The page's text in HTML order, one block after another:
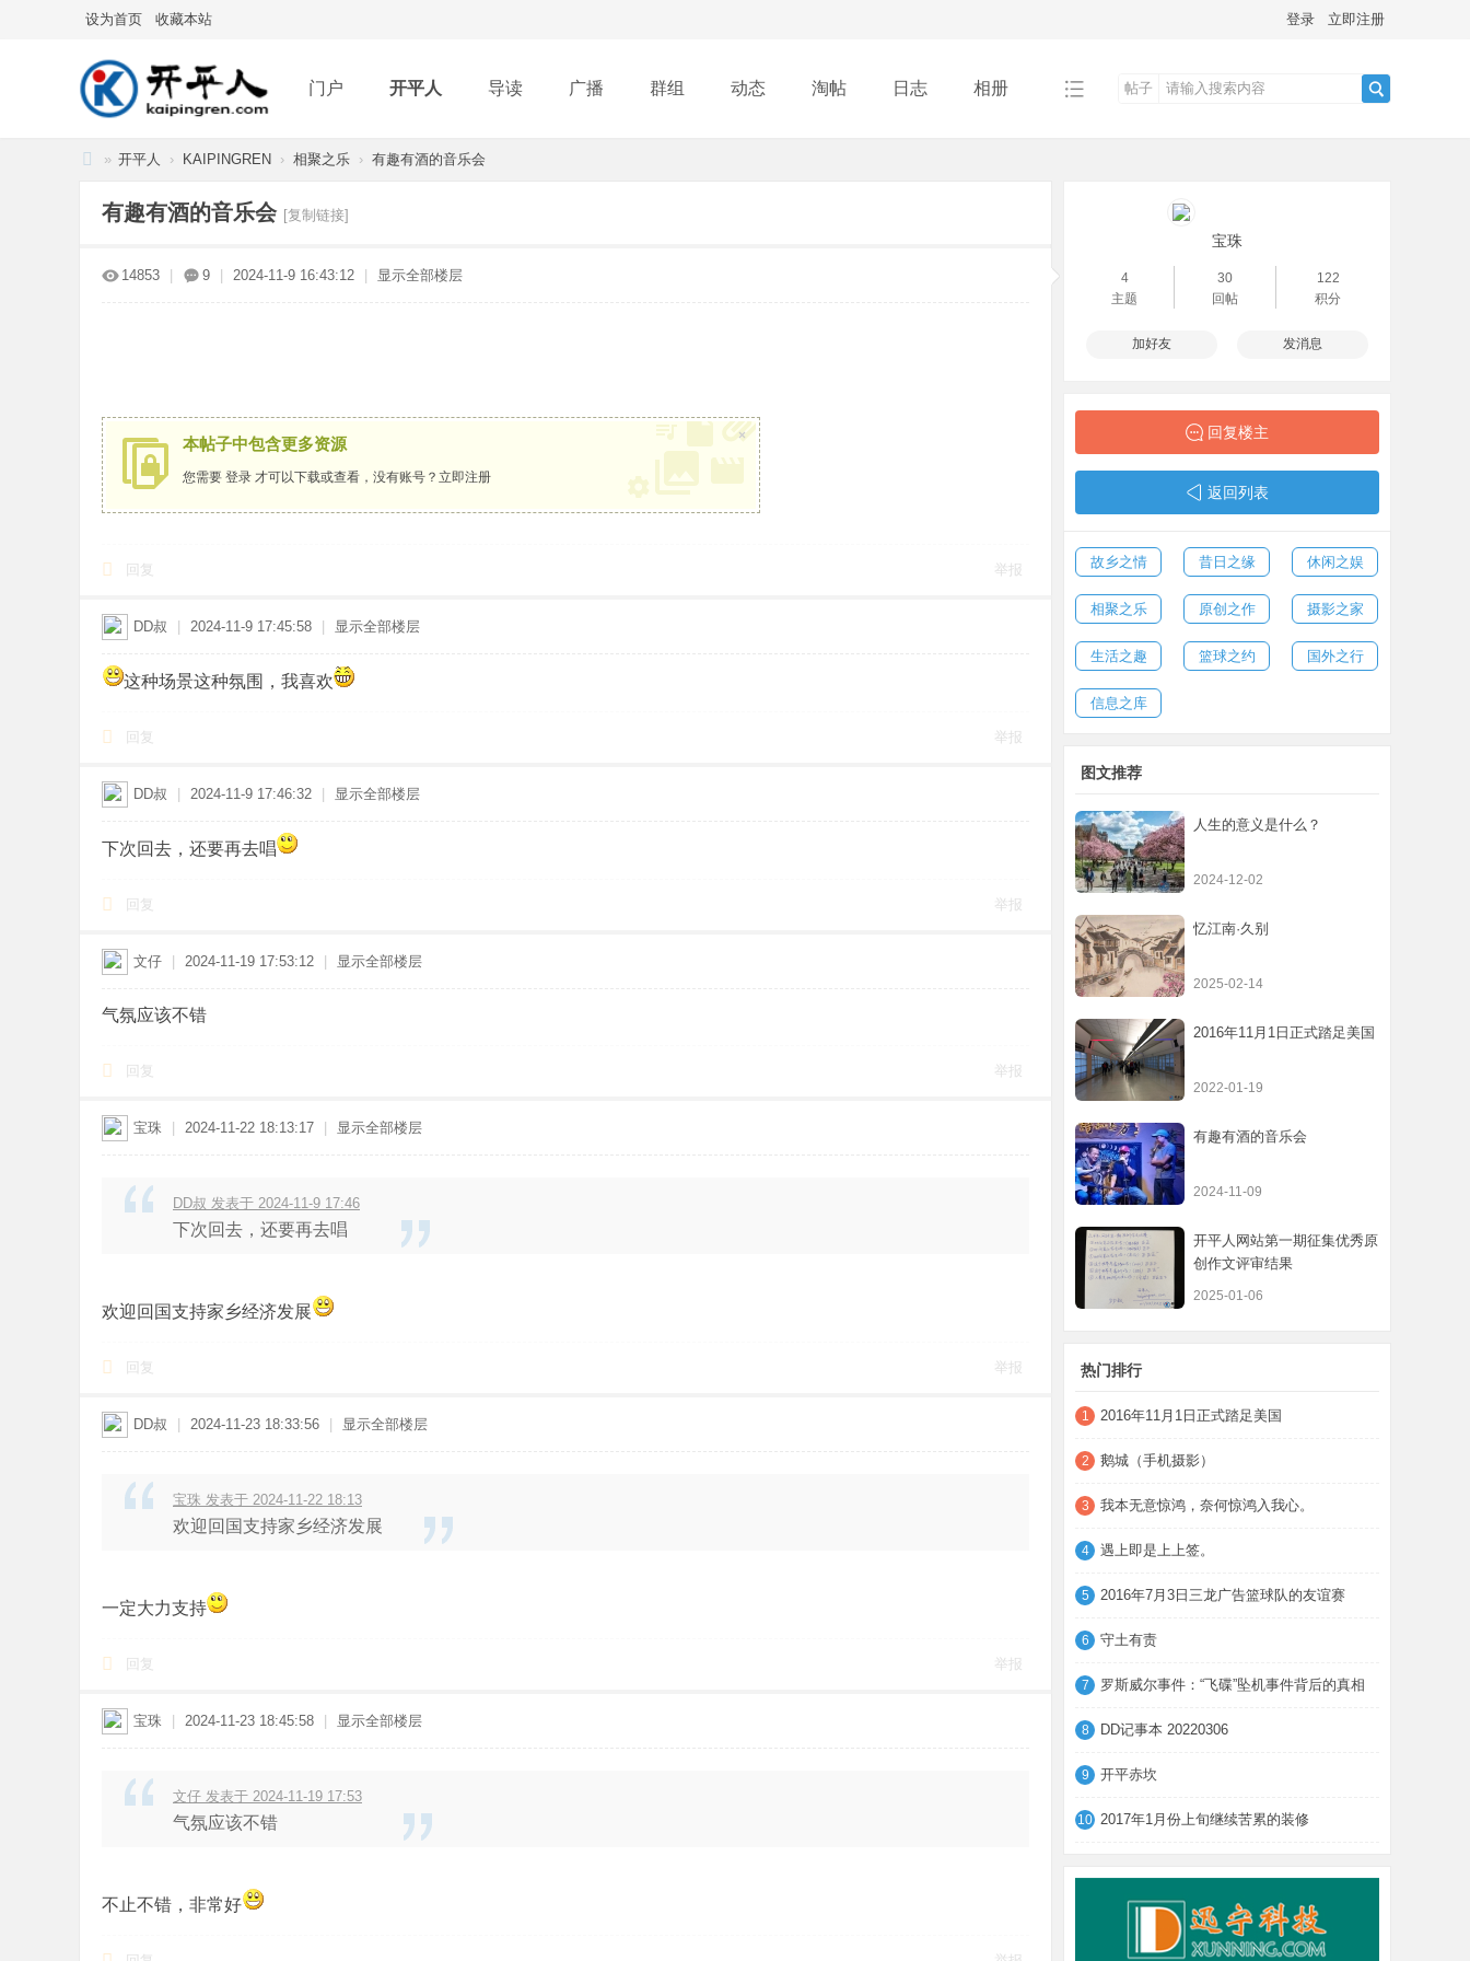
设为首页 收藏本站 登录 立即注册
门户 开平人 导读 广播 群组 动态 淘帖 日志 相册
分享 记录 排行榜
帖子
» 开平人 › KAIPINGREN › 相聚之乐 › 有趣有酒的音乐会
有趣有酒的音乐会 [复制链接]
14853 9 2024-11-9 16:43:12 显示全部楼层
本帖子中包含更多资源
您需要 登录 才可以下载或查看，没有账号？ 立即注册
×
回复 举报
DD叔 2024-11-9 17:45:58 显示全部楼层
这种场景这种氛围，我喜欢
回复 举报
DD叔 2024-11-9 17:46:32 显示全部楼层
下次回去，还要再去唱
回复 举报
文仔 2024-11-19 17:53:12 显示全部楼层
气氛应该不错
回复 举报
宝珠 2024-11-22 18:13:17 显示全部楼层
DD叔 发表于 2024-11-9 17:46
下次回去，还要再去唱
欢迎回国支持家乡经济发展
回复 举报
DD叔 2024-11-23 18:33:56 显示全部楼层
宝珠 发表于 2024-11-22 18:13
欢迎回国支持家乡经济发展
一定大力支持
回复 举报
宝珠 2024-11-23 18:45:58 显示全部楼层
文仔 发表于 2024-11-19 17:53
气氛应该不错
不止不错，非常好
宝珠
4
主题
30
回帖
122
积分
加好友 发消息
回复楼主
返回列表
故乡之情 昔日之缘 休闲之娱
相聚之乐 原创之作 摄影之家
生活之趣 篮球之约 国外之行
信息之库
图文推荐
人生的意义是什么？
2024-12-02
忆江南·久别
2025-02-14
2016年11月1日正式踏足美国
2022-01-19
有趣有酒的音乐会
2024-11-09
开平人网站第一期征集优秀原
创作文评审结果
2025-01-06
热门排行
1 2016年11月1日正式踏足美国
2 鹅城（手机摄影）
3 我本无意惊鸿，奈何惊鸿入我心。
4 遇上即是上上签。
5 2016年7月3日三龙广告篮球队的友谊赛
6 守土有责
7 罗斯威尔事件：“飞碟”坠机事件背后的真相
8 DD记事本 20220306
9 开平赤坎
10 2017年1月份上旬继续苦累的装修